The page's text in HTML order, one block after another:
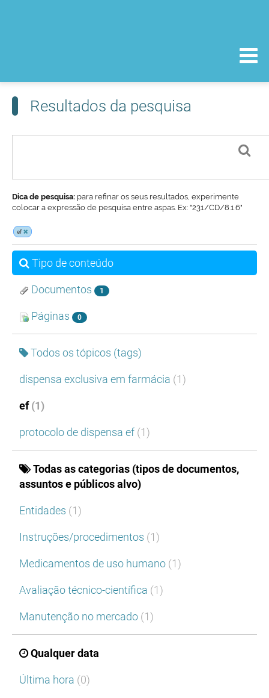
Resultados da pesquisa
Dica de pesquisa: para refinar os seus resultados, experimente
colocar a expressão de pesquisa entre aspas. Ex: "231/CD/8.1.6"
ef
Tipo de conteúdo
Documentos 1
Páginas 0
Todos os tópicos (tags)
dispensa exclusiva em farmácia (1)
ef(1)
protocolo de dispensa ef (1)
Todas as categorias (tipos de documentos,
assuntos e públicos alvo)
Entidades (1)
Instruções/procedimentos (1)
Medicamentos de uso humano (1)
Avaliação técnico-científica (1)
Manutenção no mercado (1)
Qualquer data
Última hora (0)